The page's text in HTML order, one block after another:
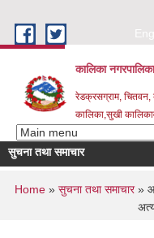
कालिका
रेडक्रसग्राम, चितवन,
कालिका,सुखी
सुचना तथा समाचार
You are here
Home » सुचना तथा समाचार»